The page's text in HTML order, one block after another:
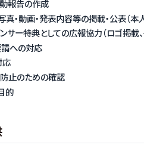
報告の作成
・動画・発表内容等の掲載・公表（本
特典としての広報協力（ロゴ掲載、
への対応
応
止のための確認
的